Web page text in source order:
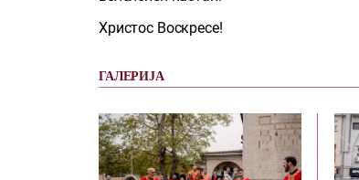
Христос Воскресе!